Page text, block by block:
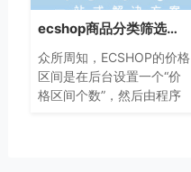
ecshop商品分类筛选自定义价格区间的实现方法
众所周知，ECSHOP的价格
区间是在后台设置一个“价
格区间个数”，然后由程序